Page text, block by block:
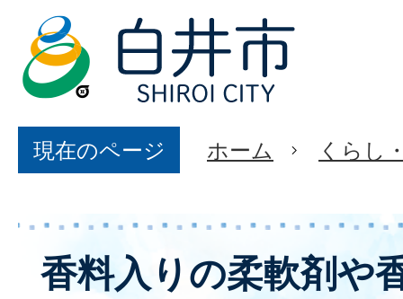
現在のページ ホーム くらし
香料入りの柔軟剤や